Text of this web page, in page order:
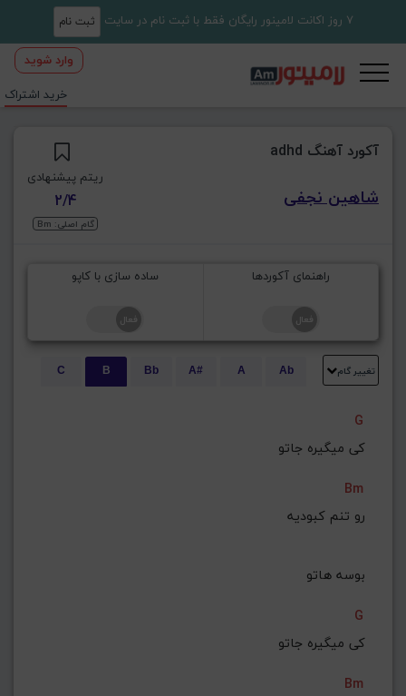
7 روز اکانت لامینور رایگان فقط با ثبت نام در سایت ثبت نام
وارد شوید
خرید اشتراک
آکورد آهنگ adhd
شاهین نجفی
ریتم پیشنهادی
2/4
گام اصلی: Bm
راهنمای آکوردها ساده سازی با کاپو
تغییر گام Ab
A
A#
Bb
B
C
G
کی میگیره جاتو
Bm
رو تنم کبودیه
بوسه هاتو
G
کی میگیره جاتو
Bm